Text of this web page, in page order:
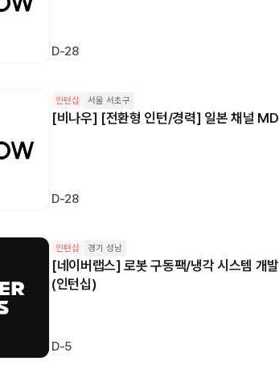
D-28
인턴십 서울 서초구
[비나우] [전환형 인턴/경력] 일본 채널 MD
D-28
인턴십 경기 성남
[네이버랩스] 로봇 구동팩/냉각 시스템 개발
(인턴십)
D-5